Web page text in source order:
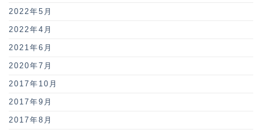
2022年5月
2022年4月
2021年6月
2020年7月
2017年10月
2017年9月
2017年8月